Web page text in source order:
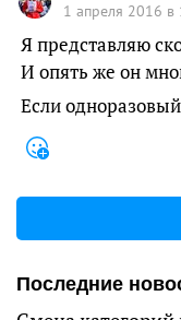
1 апреля 2016 в
Я представляю
И опять же он
Если
Последние